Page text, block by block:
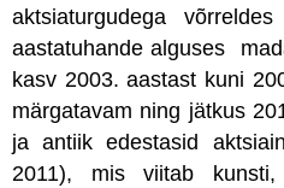
aktsiaturgudega
aastatuhande alguses
kasv 2003. aastast kuni
märgatavam ning jätkus
ja antiik edestasid
2011), mis viitab